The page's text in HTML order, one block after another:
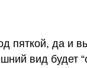
пяткой, да и
вид будет